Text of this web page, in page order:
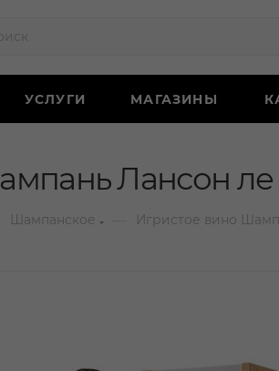
УСЛУГИ МАГАЗИНЫ
Лансон ле
Шампанское Игристое вино